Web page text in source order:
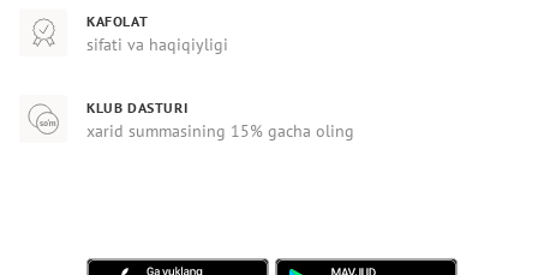
KAFOLAT
sifati va haqiqiyligi
KLUB DASTURI
xarid summasining 15% gacha oling